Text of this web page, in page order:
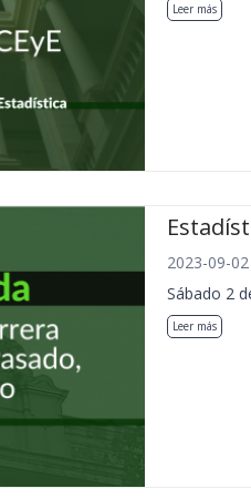
Leer más
2023-09-
Sábado 2
Leer más